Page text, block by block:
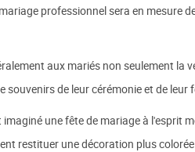
professionnel sera en mesure
aux mariés non seulement la
de leur cérémonie et de leur
une fête de mariage à l'esprit
restituer une décoration plus